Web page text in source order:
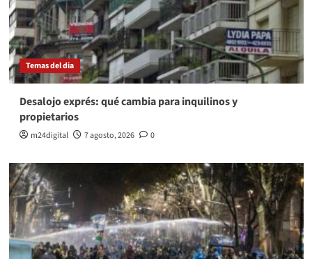
Temas del dia
Desalojo exprés: qué cambia para inquilinos y
propietarios
m24digital 7 agosto, 2026 0